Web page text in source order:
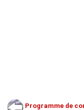
Programme de